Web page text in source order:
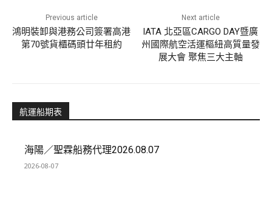
Previous article
鴻明裝卸與港務公司簽署高港
第70號貨櫃碼頭廿年租約
Next article
IATA 北亞區CARGO DAY暨廣
州國際航空活運樞紐高質量發
展大會 聚焦三大主軸
航運船期表
海陽／聖霖船務代理2026.08.07
2026-08-07